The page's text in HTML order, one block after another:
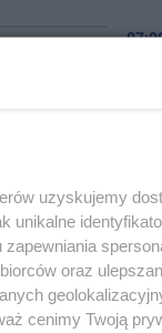
08-
08-
uzyskujemy
unikalne
oraz
cenimy Twoją